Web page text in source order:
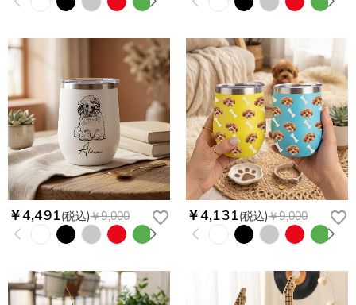
￥4,491(税込)￥9,000 ￥4,131(税込)￥9,000